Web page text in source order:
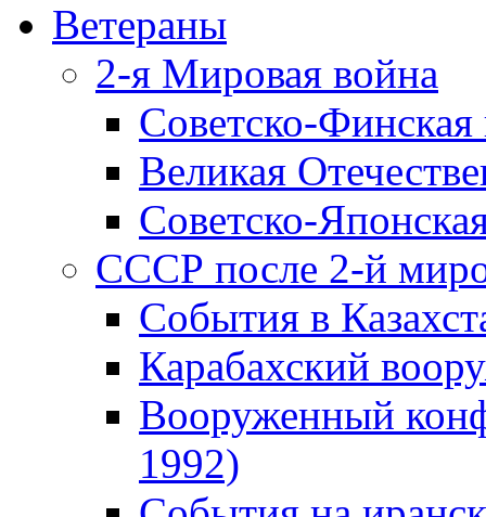
Ветераны
2-я Мировая война
Советско-
Великая
Советско-
СССР после 2-й
События в
Карабахский
Вооруженный
1992)